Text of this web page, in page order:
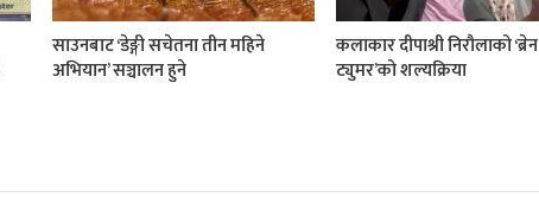
साउनबाट ‘डेङ्गी सचेतना तीन महिने
अभियान’ सञ्चालन हुने
कलाकार दीपाश्री निरौलाको ‘ब्रेन
ट्युमर’को शल्यक्रिया